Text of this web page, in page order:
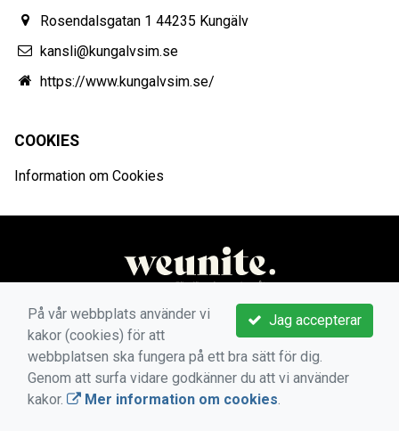
Rosendalsgatan 1 44235 Kungälv
kansli@kungalvsim.se
https://www.kungalvsim.se/
COOKIES
Information om Cookies
Jag accepterar
På vår webbplats använder vi
kakor (cookies) för att
webbplatsen ska fungera på ett bra sätt för dig.
Genom att surfa vidare godkänner du att vi använder
kakor.
Mer information om cookies.